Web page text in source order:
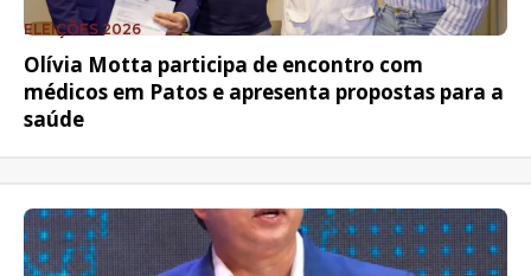
ELEIÇÕES 2026
Olívia Motta participa de encontro com
médicos em Patos e apresenta propostas para a
saúde